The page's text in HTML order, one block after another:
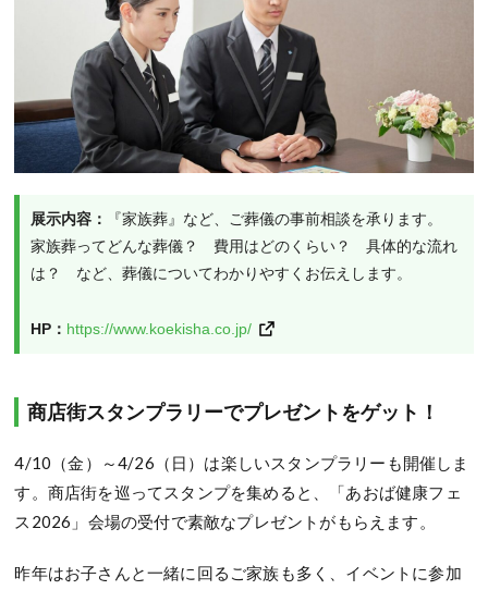
展示内容：
『家族葬』など、ご葬儀の事前相談を承ります。
家族葬ってどんな葬儀？　費用はどのくらい？　具体的な流れ
は？　など、葬儀についてわかりやすくお伝えします。
HP： https://www.koekisha.co.jp/
商店街スタンプラリーでプレゼントをゲット！
4/10（金）～4/26（日）は楽しいスタンプラリーも開催しま
す。商店街を巡ってスタンプを集めると、「あおば健康フェ
ス2026」会場の受付で素敵なプレゼントがもらえます。
昨年はお子さんと一緒に回るご家族も多く、イベントに参加